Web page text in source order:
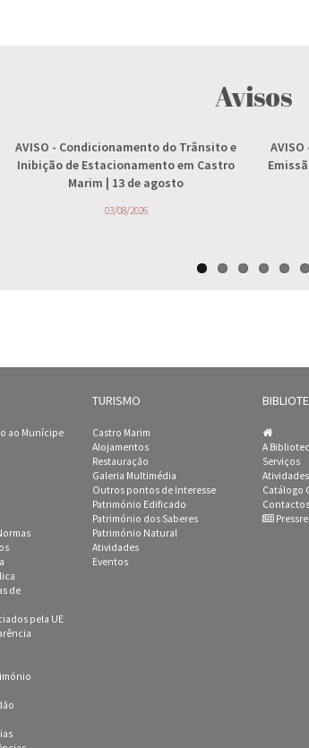
Avisos
AVISO - Condicionamento do Trânsito e
Inibição de Estacionamento em Castro
Marim | 13 de agosto
03/08/2026
AVISO
ao Munícipe
de
pela UE
TURISMO
Castro Marim
Alojamentos
Restauração
Galeria Multimédia
Outros pontos de Interesse
Património Edificado
Património dos Saberes
Património Natural
Atividades
Eventos
A
Serviços
Atividades
Catálogo
Contactos